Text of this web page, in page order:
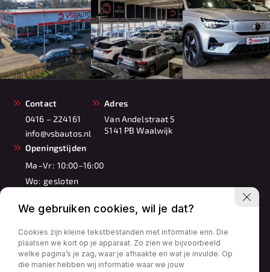
Contact
0416 – 224161
info@vsbautos.nl
Adres
Van Andelstraat 5
5141 PB Waalwijk
Openingstijden
Ma–Vr: 10:00–16:00
Wo: gesloten
Zo: 11:00–16:00
We gebruiken cookies, wil je dat?
Cookies zijn kleine tekstbestanden met informatie erin. Die
plaatsen we kort op je apparaat. Zo zien we bijvoorbeeld
welke pagina’s je zag, waar je afhaakte en wat je invulde. Op
die manier hebben wij informatie waar we jouw